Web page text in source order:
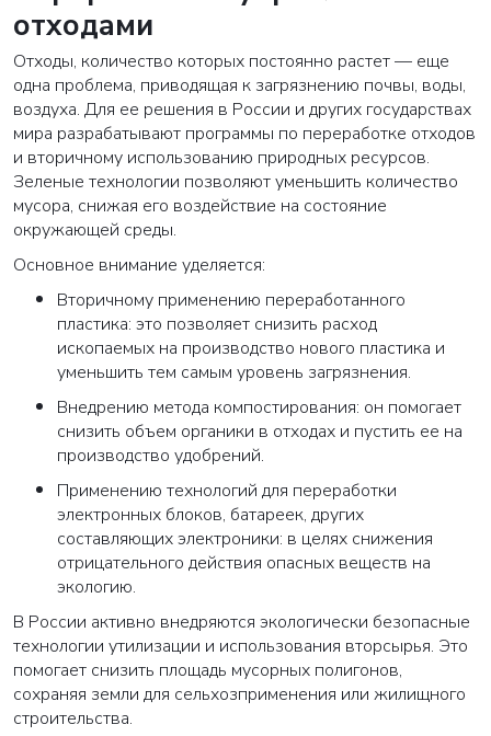
отходами
Отходы, количество которых постоянно растет — еще
одна проблема, приводящая к загрязнению почвы, воды,
воздуха. Для ее решения в России и других государствах
мира разрабатывают программы по переработке отходов
и вторичному использованию природных ресурсов.
Зеленые технологии позволяют уменьшить количество
мусора, снижая его воздействие на состояние
окружающей среды.
Основное внимание уделяется:
Вторичному применению переработанного
пластика: это позволяет снизить расход
ископаемых на производство нового пластика и
уменьшить тем самым уровень загрязнения.
Внедрению метода компостирования: он помогает
снизить объем органики в отходах и пустить ее на
производство удобрений.
Применению технологий для переработки
электронных блоков, батареек, других
составляющих электроники: в целях снижения
отрицательного действия опасных веществ на
экологию.
В России активно внедряются экологически безопасные
технологии утилизации и использования вторсырья. Это
помогает снизить площадь мусорных полигонов,
сохраняя земли для сельхозприменения или жилищного
строительства.